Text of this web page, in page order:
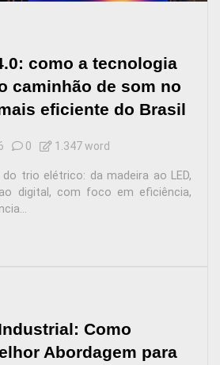
como a tecnologia
caminhão de som no
eficiente do Brasil
0 1.347 word
trio elétrico: da madeira ao LED,
digital, com foco em eficiência,
Como
Abordagem para